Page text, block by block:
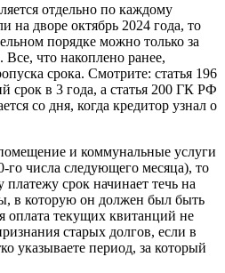
отдельно по каждому
на дворе октябрь 2024 года, то
порядке можно только за
Все, что накоплено ранее,
срока. Смотрите: статья 196
срок в 3 года, а статья 200 ГК РФ
со дня, когда кредитор узнал о
и коммунальные услуги
го числа следующего месяца), то
срок начинает течь на
в которую он должен был быть
оплата текущих квитанций не
старых долгов, если в
указываете период, за который